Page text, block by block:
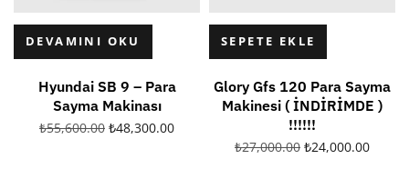
DEVAMINI OKU
Hyundai SB 9 – Para
Sayma Makinası
₺55,600.00 ₺48,300.00
SEPETE EKLE
Glory Gfs 120 Para Sayma
Makinesi ( İNDİRİMDE )
!!!!!!
₺27,000.00 ₺24,000.00